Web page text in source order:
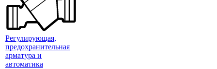
Регулирующая,
предохранительная
арматура и
автоматика